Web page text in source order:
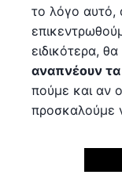
το λόγο αυτό,
ειδικότερα,
αναπνέουν
πούμε και αν
προσκαλούμε